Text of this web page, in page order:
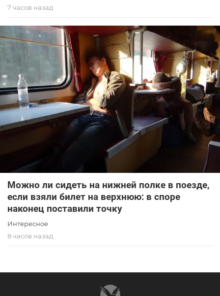
7 часов назад
Можно ли сидеть на нижней полке в поезде,
если взяли билет на верхнюю: в споре
наконец поставили точку
Интересное
8 часов назад